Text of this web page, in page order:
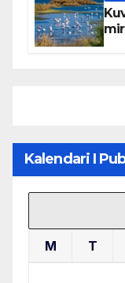
Kalendari I
M T